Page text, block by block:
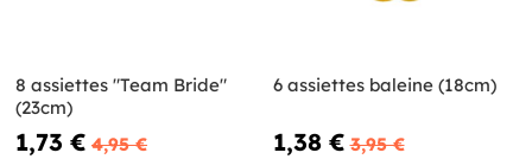
8 assiettes "Team Bride"
(23cm)
1,73 € 4,95 €
6 assiettes baleine (18cm)
1,38 € 3,95 €